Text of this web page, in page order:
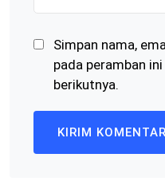
Simpan nama,
pada peramban
berikutnya.